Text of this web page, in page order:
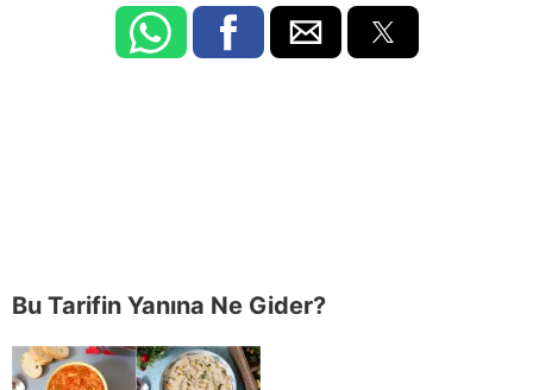
Bu Tarifin Yanına Ne Gider?